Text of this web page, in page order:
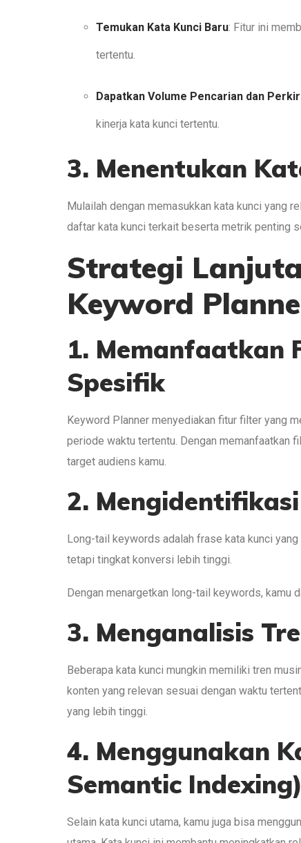
Temukan Kata Kunci Baru: Fitur ini
tertentu.
Dapatkan Volume Pencarian dan
kinerja kata kunci tertentu.
3. Menentukan
Mulailah dengan memasukkan kata kunci yang
daftar kata kunci terkait beserta metrik penting
Strategi
Keyword
1. Memanfaatkan
Spesifik
Keyword Planner menyediakan fitur filter yang
periode waktu tertentu. Dengan memanfaatkan
target audiens kamu.
2.
Long-tail keywords adalah frase kata kunci
tetapi tingkat konversi lebih tinggi.
Dengan menargetkan long-tail keywords, kamu
3. Menganalisis
Beberapa kata kunci mungkin memiliki tren
konten yang relevan sesuai dengan waktu
yang lebih tinggi.
4. Menggunakan
Semantic Indexing)
Selain kata kunci utama, kamu juga bisa